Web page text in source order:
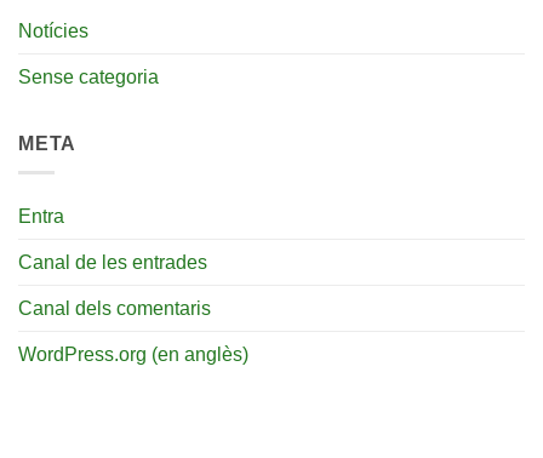
Notícies
Sense categoria
META
Entra
Canal de les entrades
Canal dels comentaris
WordPress.org (en anglès)